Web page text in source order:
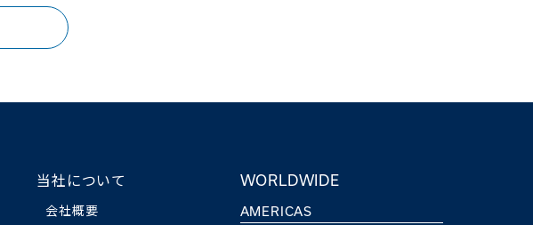
当社について
会社概要
WORLDWIDE
AMERICAS